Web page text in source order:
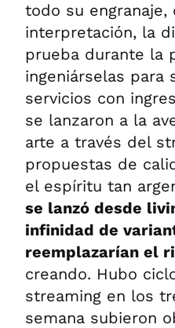
todo su
interpretación, la
prueba durante la
ingeniárselas para
servicios con
se lanzaron a la
arte a través del
propuestas de
el espíritu tan
se lanzó desde
infinidad de
reemplazarían el
creando. Hubo
streaming en los
semana subieron